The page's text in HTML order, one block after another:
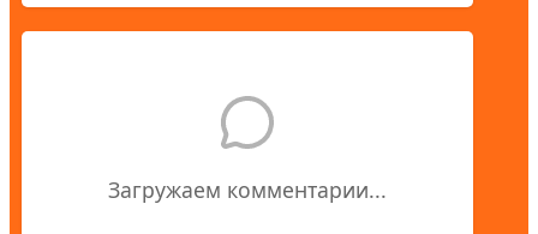
Загружаем комментарии...